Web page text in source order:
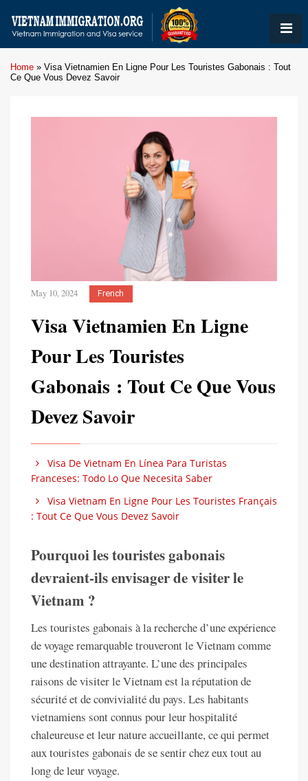
Home » Visa Vietnamien En Ligne Pour Les Touristes Gabonais : Tout
Ce Que Vous Devez Savoir
May 10, 2024 French
Visa Vietnamien En Ligne
Pour Les Touristes
Gabonais : Tout Ce Que Vous
Devez Savoir
Visa De Vietnam En Línea Para Turistas
Franceses: Todo Lo Que Necesita Saber
Visa Vietnam En Ligne Pour Les Touristes Français
: Tout Ce Que Vous Devez Savoir
Pourquoi les touristes gabonais
devraient-ils envisager de visiter le
Vietnam ?
Les touristes gabonais à la recherche d’une expérience
de voyage remarquable trouveront le Vietnam comme
une destination attrayante. L’une des principales
raisons de visiter le Vietnam est la réputation de
sécurité et de convivialité du pays. Les habitants
vietnamiens sont connus pour leur hospitalité
chaleureuse et leur nature accueillante, ce qui permet
aux touristes gabonais de se sentir chez eux tout au
long de leur voyage.